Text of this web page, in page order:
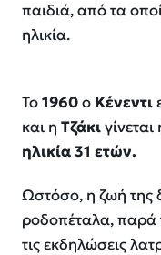
παιδιά, από τα
ηλικία.
Το1960ο Κένεντι
και η Τζάκιγίνεται
ηλικία 31 ετών.
Ωστόσο, η ζωή της
ροδοπέταλα, παρά
τις εκδηλώσεις